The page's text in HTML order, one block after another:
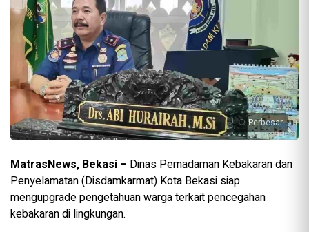
Perbesar
MatrasNews, Bekasi – Dinas Pemadaman Kebakaran dan
Penyelamatan (Disdamkarmat) Kota Bekasi siap
mengupgrade pengetahuan warga terkait pencegahan
kebakaran di lingkungan.